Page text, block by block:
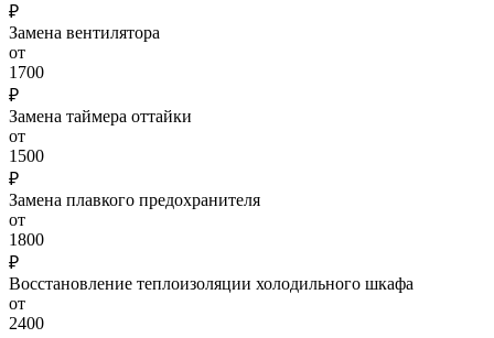
₽
Замена вентилятора
от
1700
₽
Замена таймера оттайки
от
1500
₽
Замена плавкого предохранителя
от
1800
₽
Восстановление теплоизоляции холодильного шкафа
от
2400